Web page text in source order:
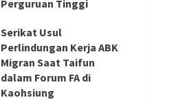
Perguruan Tinggi
Serikat Usul
Perlindungan Kerja ABK
Migran Saat Taifun
dalam Forum FA di
Kaohsiung